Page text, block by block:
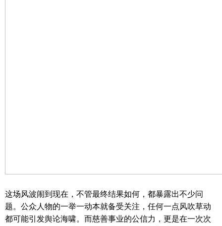
这场风波闹到现在，不管最终结果如何，都暴露出不少问
题。公众人物的一举一动本就备受关注，任何一点风吹草动
都可能引发舆论海啸。而慈善事业的公信力，更是在一次次